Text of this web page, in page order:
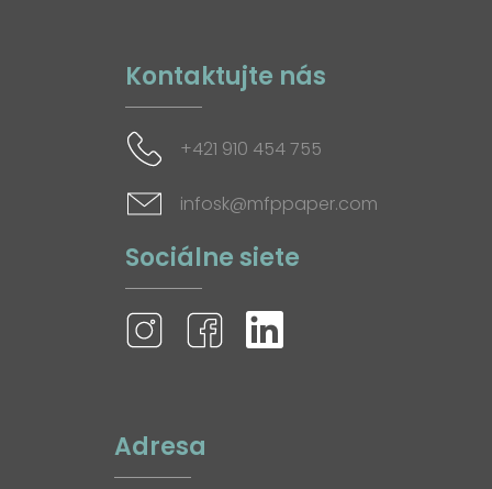
Kontaktujte nás
+421 910 454 755
infosk@mfppaper.com
Sociálne siete
Adresa